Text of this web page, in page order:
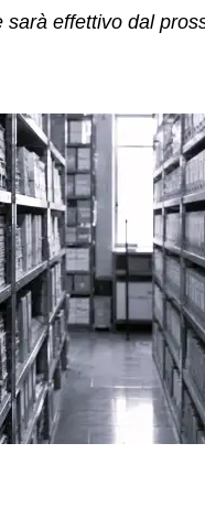
sarà effettivo dal